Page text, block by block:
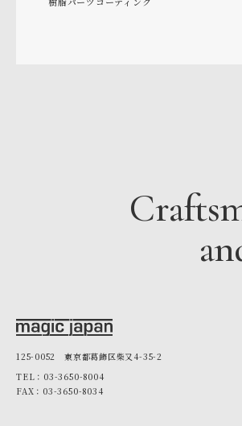
125-0052 東京都葛飾区柴又4-35-2
TEL：03-3650-8004
FAX：03-3650-8034